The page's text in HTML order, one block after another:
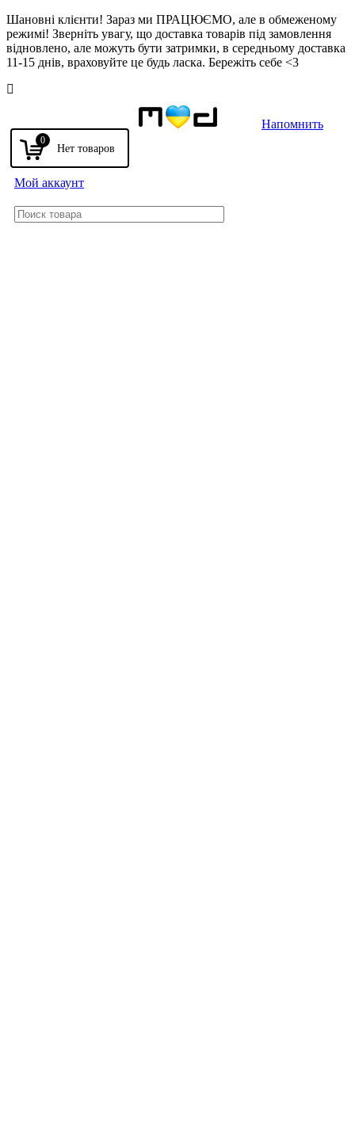
Шановні клієнти! Зараз ми ПРАЦЮЄМО, але в обмеженому
режимі! Зверніть увагу, що доставка товарів під замовлення
відновлено, але можуть бути затримки, в середньому доставка
11-15 днів, враховуйте це будь ласка. Бережіть себе <3
0
Мой аккаунт
Напомнить